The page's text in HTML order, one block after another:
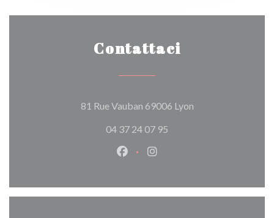
Contattaci
81 Rue Vauban 69006 Lyon((apre una nuova
04 37 24 07 95
Facebook ((apre una nuova
Instagram ((apre una